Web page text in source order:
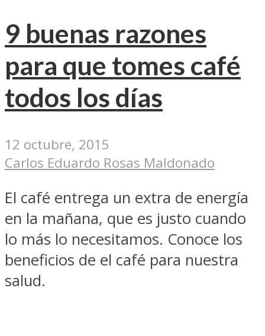
9 buenas razones
para que tomes café
todos los días
12 octubre, 2015
Carlos Eduardo Rosas Maldonado
El café entrega un extra de energía
en la mañana, que es justo cuando
lo más lo necesitamos. Conoce los
beneficios de el café para nuestra
salud.